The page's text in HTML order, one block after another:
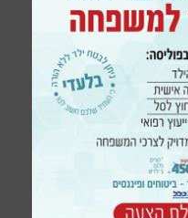
התקשרו
073-
פרטים